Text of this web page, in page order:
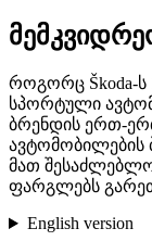
როგორც Škoda-ს
სპორტული
ბრენდის ერთ-
ავტომობილების
მათ
ფარგლებს
English version